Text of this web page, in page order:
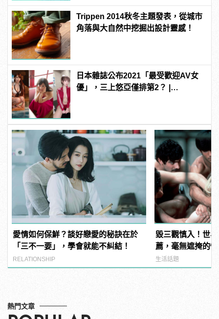
Trippen 2014秋冬主題發表，從城市
角落與大自然中挖掘出設計靈感！
日本雜誌公布2021「最受歡迎AV女
優」，三上悠亞僅排第2？ |
愛情如何保鮮？談好戀愛的秘訣在於
「三不一要」，學會就能不糾結！
RELATIONSHIP
毀三觀慎入！世
薦，毫無遮掩的
噁心到極致！
生活話題
熱門文章